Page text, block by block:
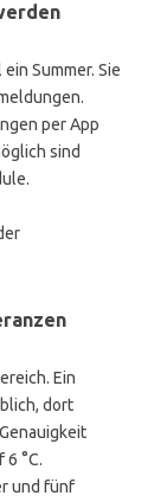
Summer. Sie
per App
sind
Ein
dort
°C.
und fünf